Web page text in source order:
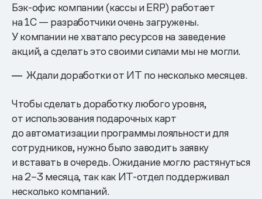
Бэк-офис компании (кассы и ERP) работает
на 1С — разработчики очень загружены.
У компании не хватало ресурсов на заведение
акций, а сделать это своими силами мы не могли.
Ждали доработки от ИТ по несколько месяцев.
Чтобы сделать доработку любого уровня,
от использования подарочных карт
до автоматизации программы лояльности для
сотрудников, нужно было заводить заявку
и вставать в очередь. Ожидание могло растянуться
на 2–3 месяца, так как ИТ-отдел поддерживал
несколько компаний.